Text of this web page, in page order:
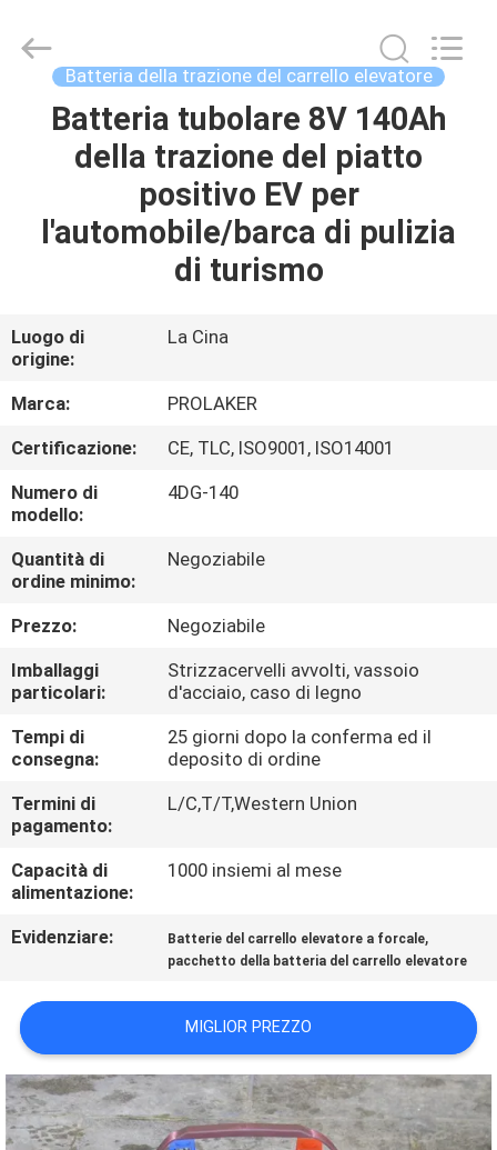
CASA
PRODOTTI
FATORY
TOUR
CONTROLLO
DI
QUALITÀ
CONTATTACI
NOTIZIE
MAPPA
DEL
SITO
SULLA
LAKER
AUTOPARTS
CO.,LIMITED.Batteria della trazione del carrello elevatore
Batteria tubolare 8V 140Ah
della trazione del piatto
positivo EV per
l'automobile/barca di pulizia
di turismo
Luogo di
origine:
La Cina
Marca:
PROLAKER
Certificazione:
CE, TLC, ISO9001, ISO14001
Numero di
modello:
4DG-140
Quantità di
ordine minimo:
Negoziabile
Prezzo:
Negoziabile
Imballaggi
particolari:
Strizzacervelli avvolti, vassoio
d'acciaio, caso di legno
Tempi di
consegna:
25 giorni dopo la conferma ed il
deposito di ordine
Termini di
pagamento:
L/C,T/T,Western Union
Capacità di
alimentazione:
1000 insiemi al mese
Evidenziare: Batterie del carrello elevatore a forcale,
pacchetto della batteria del carrello elevatore
MIGLIOR PREZZO